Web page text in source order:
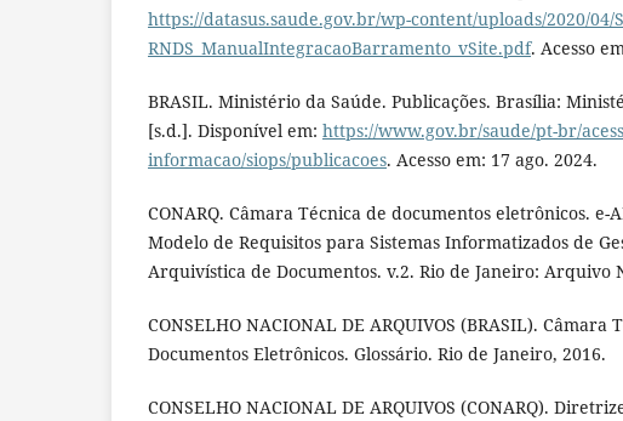
https://datasus.saude.gov.br/wp-content/uploads/2020/04/
RNDS_ManualIntegracaoBarramento_vSite.pdf. Acesso
BRASIL. Ministério da Saúde. Publicações. Brasília:
[s.d.]. Disponível em: https://www.gov.br/saude/pt-br/
informacao/siops/publicacoes. Acesso em: 17 ago. 2024.
CONARQ. Câmara Técnica de documentos eletrônicos. e-
Modelo de Requisitos para Sistemas Informatizados de
Arquivística de Documentos. v.2. Rio de Janeiro: Arquivo
CONSELHO NACIONAL DE ARQUIVOS (BRASIL). Câmara
Documentos Eletrônicos. Glossário. Rio de Janeiro, 2016.
CONSELHO NACIONAL DE ARQUIVOS (CONARQ).